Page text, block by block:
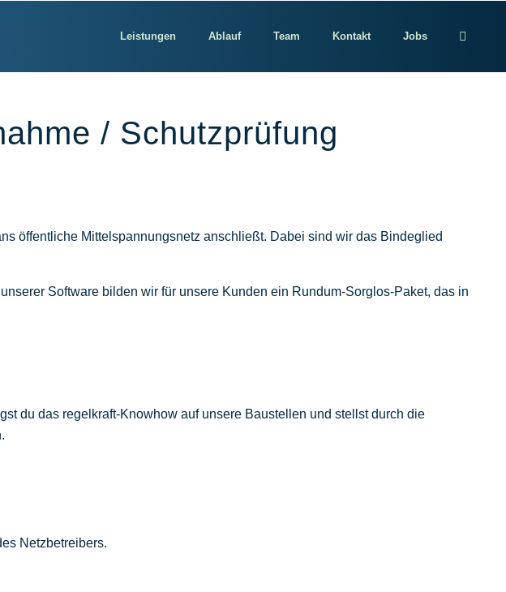
Leistungen Ablauf Team Kontakt Jobs
/ Schutzprüfung
öffentliche Mittelspannungsnetz anschließt. Dabei sind wir das Bindeglied
Software bilden wir für unsere Kunden ein Rundum-Sorglos-Paket, das in
du das regelkraft-Knowhow auf unsere Baustellen und stellst durch die
Netzbetreibers.